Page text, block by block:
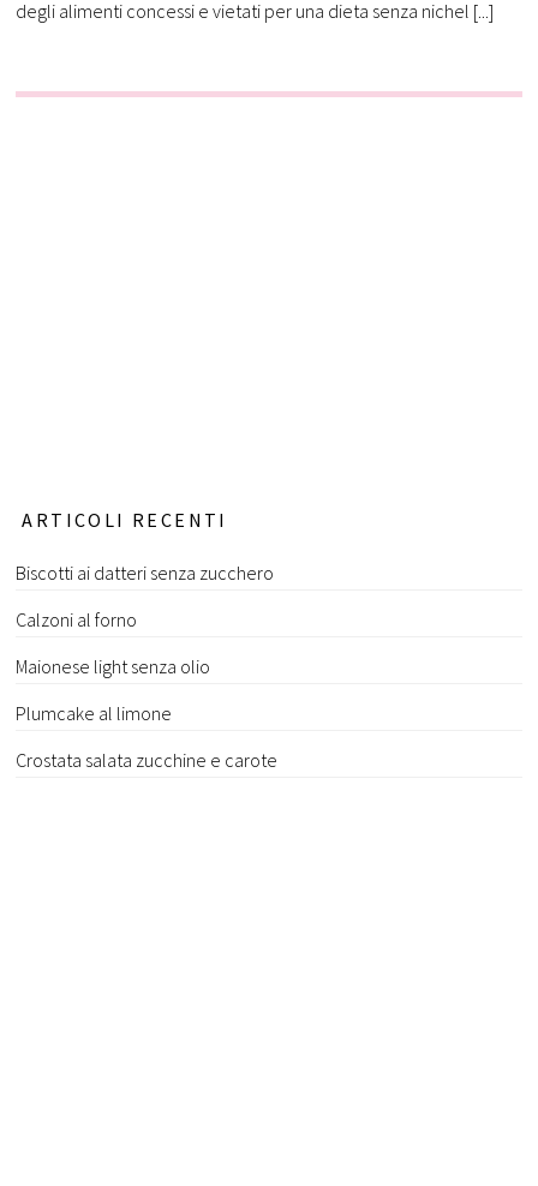
degli alimenti concessi e vietati per una dieta senza nichel [...]
ARTICOLI RECENTI
Biscotti ai datteri senza zucchero
Calzoni al forno
Maionese light senza olio
Plumcake al limone
Crostata salata zucchine e carote